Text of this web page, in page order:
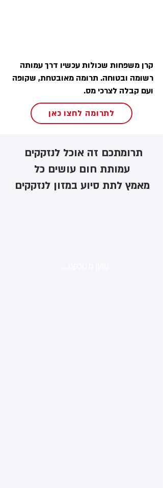
קרן משפחות שכולות עכשיו דרך עמותה
רשומה ובטוחה. תרומה מאובטחת, שקופה
ועם קבלה לצרכי מס.
לתרומה לחצו כאן
תרומתכם זה אוכל לנזקקים ​
עמותת חום עושים כל
מאמץ לתת סיוע במזון לנזקקים